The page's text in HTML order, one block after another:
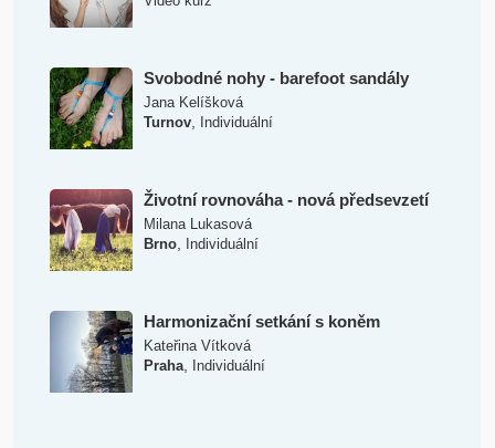
Svobodné nohy - barefoot sandály
Jana Kelíšková
Turnov, Individuální
Životní rovnováha - nová předsevzetí
Milana Lukasová
Brno, Individuální
Harmonizační setkání s koněm
Kateřina Vítková
Praha, Individuální